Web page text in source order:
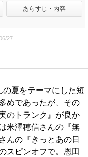
あらすじ・内容
27
夏をテーマにした短
めであったが、その
のトランク』が良か
米澤穂信さんの『無
んの『きっとあの日
スピンオフで。恩田